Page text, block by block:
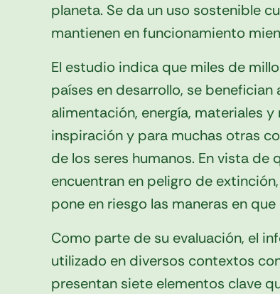
planeta. Se da un uso sostenible
mantienen en funcionamiento
El estudio indica que miles de
países en desarrollo, se
alimentación, energía, materiales
inspiración y para muchas otras
de los seres humanos. En vista
encuentran en peligro de
pone en riesgo las maneras en
Como parte de su evaluación, el
utilizado en diversos contextos
presentan siete elementos clave